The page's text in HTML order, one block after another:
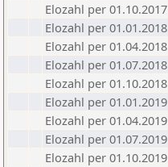
Elozahl per 01.10.2017
Elozahl per 01.01.2018
Elozahl per 01.04.2018
Elozahl per 01.07.2018
Elozahl per 01.10.2018
Elozahl per 01.01.2019
Elozahl per 01.04.2019
Elozahl per 01.07.2019
Elozahl per 01.10.2019